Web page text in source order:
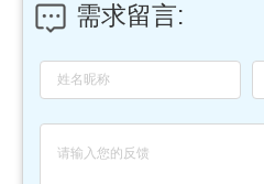
需求留言: